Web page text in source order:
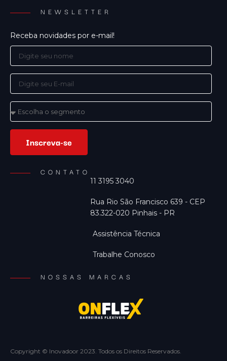
NEWSLETTER
Receba novidades por e-mail!
Inscreva-se
CONTATO
11 3195 3040
Rua Rio São Francisco 639 - CEP
83.322-020 Pinhais - PR
Assistência Técnica
Trabalhe Conosco
NOSSAS MARCAS
Copyright © Inovadoor 2023. Todos os Direitos Reservados.